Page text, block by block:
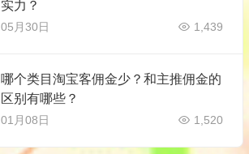
实力？
05月30日 1,439
哪个类目淘宝客佣金少？和主推佣金的
区别有哪些？
01月08日 1,520